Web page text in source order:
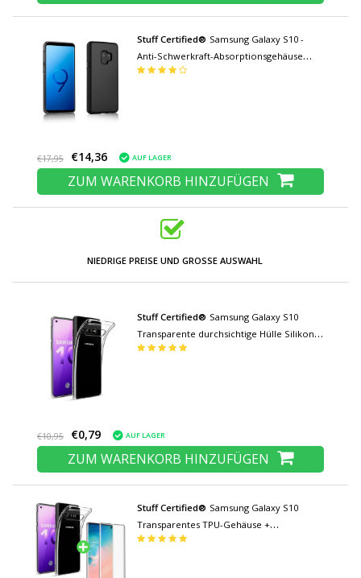
Stuff Certified® Samsung Galaxy S10 -
Anti-Schwerkraft-Absorptionsgehäuse
Abdeckung Cas-Gehäuse Schwarz
€17,95 €14,36 AUF LAGER
ZUM WARENKORB HINZUFÜGEN
NIEDRIGE PREISE UND GROSSE AUSWAHL
Stuff Certified® Samsung Galaxy S10
Transparente durchsichtige Hülle Silikon
TPU Hülle
€10,95 €0,79 AUF LAGER
ZUM WARENKORB HINZUFÜGEN
Stuff Certified® Samsung Galaxy S10
Transparentes TPU-Gehäuse +
Displayschutzfolie aus gehärtetem Glas